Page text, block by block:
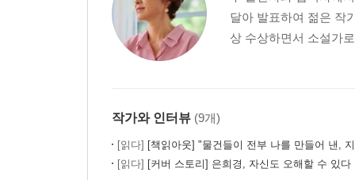
달아 발표하여 젊은 작
상 수상하면서 소설가
작가와 인터뷰 (9개)
[읽다] [책읽아웃] "물건들이 전부 나를 만들어 낸, 지나간 시간
[읽다] [커버 스토리] 은희경, 자신도 오해할 수 있다